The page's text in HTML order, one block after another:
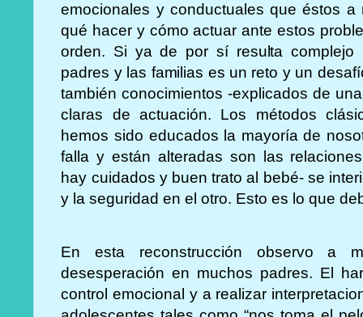
emocionales y conductuales que éstos a
qué hacer y cómo actuar ante estos
orden. Si ya de por sí resulta complejo
padres y las familias es un reto y un
también conocimientos -explicados de
claras de actuación. Los métodos
hemos sido educados la mayoría de
falla y están alteradas son las
hay cuidados y buen trato al bebé- se
y la seguridad en el otro. Esto es lo que
En esta reconstrucción observo a
desesperación en muchos padres. El
control emocional y a realizar